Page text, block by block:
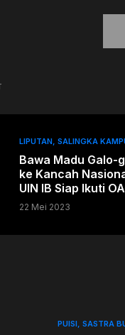
LIPUTAN SALINGKA
Bawa Madu Galo-
ke Kancah
UIN IB Siap Ikuti
22 Mei 2023
PUISI SASTRA